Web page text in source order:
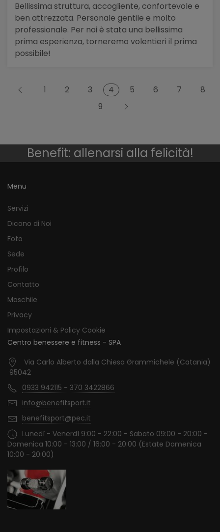
Bellissima struttura, accogliente, confortevole e
ben attrezzata. Personale gentile e molto
professionale. Per noi è stata una bellissima
prima esperienza, torneremo volentieri il prima
possibile!
1 2 3 4 5 6 7
8
9
Benefit: allenarsi alla felicità!
Menu
Servizi
Dicono di Noi
Foto
Sede
Profilo
Contatto
Maschile
Privacy
Impostazioni & Policy Cookie
Centro benessere e fitness - SPA
Via Carlo Alberto dalla Chiesa Grammichele (Catania)
95042
0933 942115 - 370 3422866
info@benefitsport.it
benefitsport@pec.it
Lunedì - Venerdì 9:00 - 22:00 - Sabato 09:00 - 20:00 -
Domenica 10:00 - 13:00 / 16:00 - 20:00 (Estate Domenica
10:00 - 20:00)